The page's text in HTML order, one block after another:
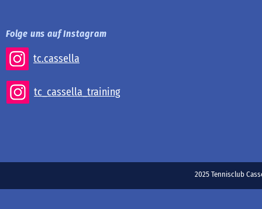
Folge uns auf Instagram
tc.cassella
tc_cassella_training
2025 Tennisclub